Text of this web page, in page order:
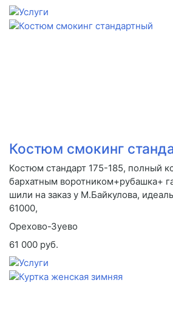
Костюм смокинг
Костюм стандарт 175-185, полный
бархатным воротником+рубашка+
шили на заказ у М.Байкулова,
61000,
Орехово-Зуево
61 000 руб.